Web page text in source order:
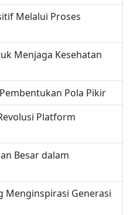
Melalui Proses
Menjaga Kesehatan
Pola Pikir
Platform
Besar dalam
Menginspirasi Generasi